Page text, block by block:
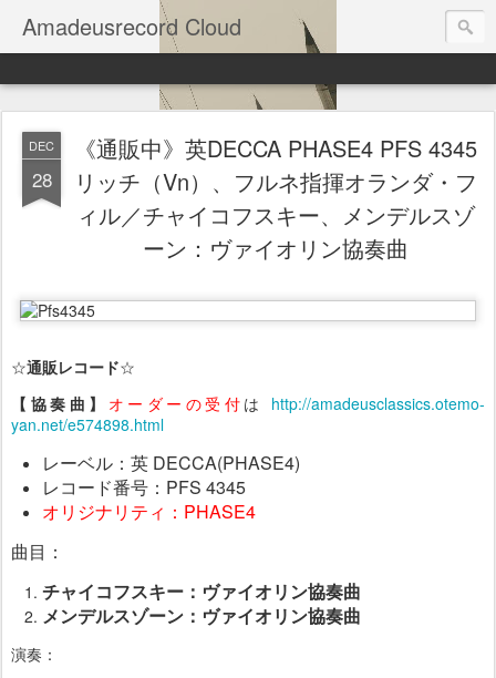
Amadeusrecord Cloud
DEC
28
《通販中》英DECCA PHASE4 PFS 4345
リッチ（Vn）、フルネ指揮オランダ・フ
ィル／チャイコフスキー、メンデルスゾ
ーン：ヴァイオリン協奏曲
☆通販レコード☆
【協奏曲】 オーダーの受付 は http://amadeusclassics.otemo-
yan.net/e574898.html
レーベル：英 DECCA(PHASE4)
レコード番号：PFS 4345
オリジナリティ：PHASE4
曲目：
チャイコフスキー：ヴァイオリン協奏曲
メンデルスゾーン：ヴァイオリン協奏曲
演奏：